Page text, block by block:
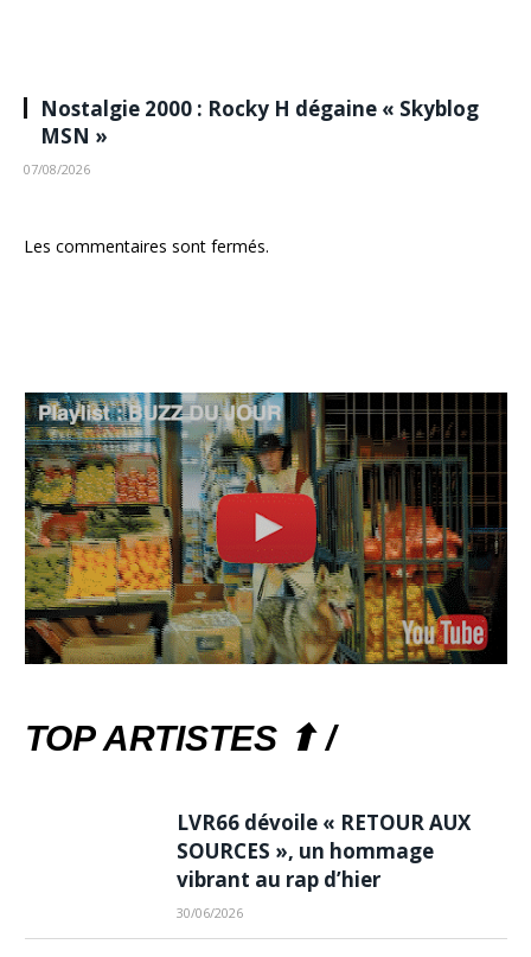
Nostalgie 2000 : Rocky H dégaine « Skyblog
MSN »
07/08/2026
Les commentaires sont fermés.
TOP ARTISTES ⬆ /
LVR66 dévoile « RETOUR AUX
SOURCES », un hommage
vibrant au rap d’hier
30/06/2026